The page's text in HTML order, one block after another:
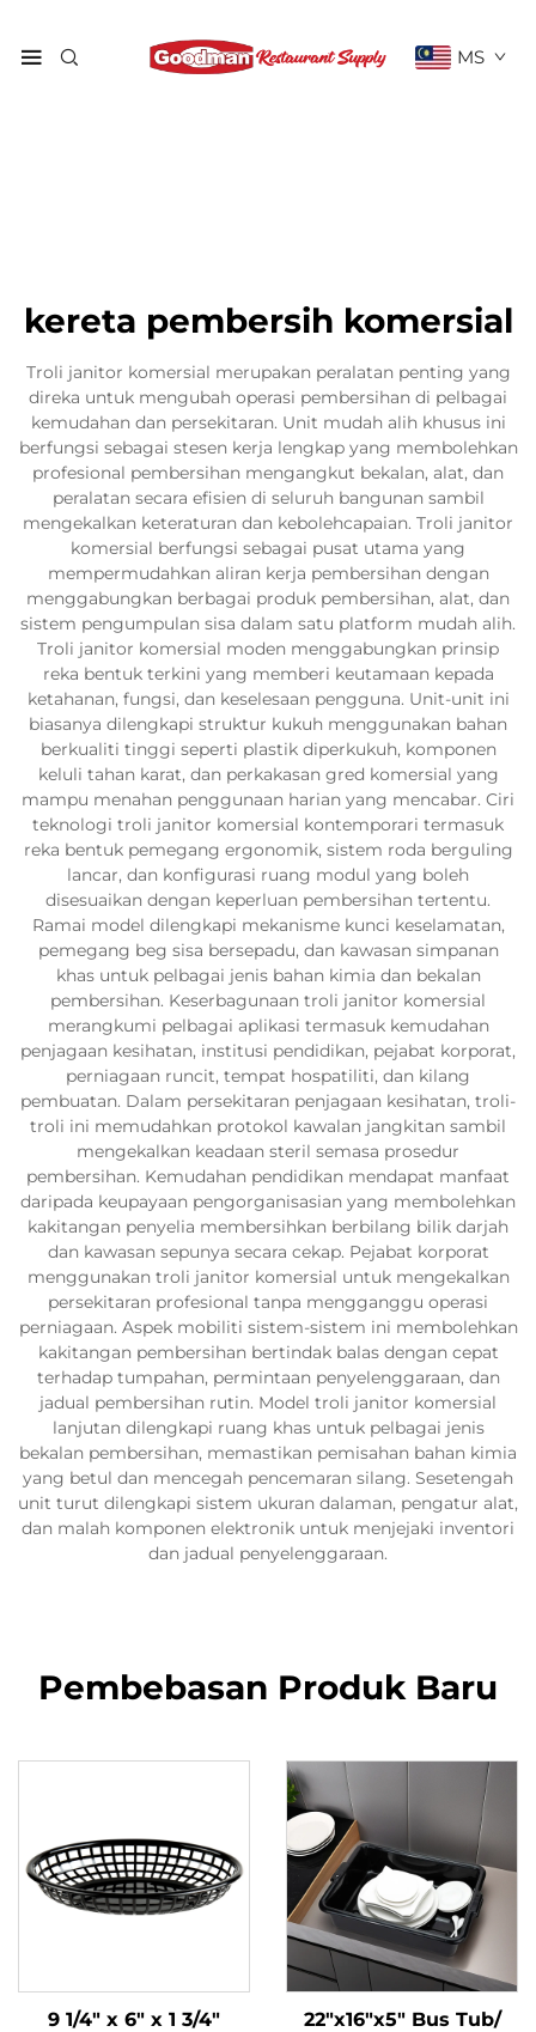
MS
kereta pembersih komersial
Troli janitor komersial merupakan peralatan penting yang
direka untuk mengubah operasi pembersihan di pelbagai
kemudahan dan persekitaran. Unit mudah alih khusus ini
berfungsi sebagai stesen kerja lengkap yang membolehkan
profesional pembersihan mengangkut bekalan, alat, dan
peralatan secara efisien di seluruh bangunan sambil
mengekalkan keteraturan dan kebolehcapaian. Troli janitor
komersial berfungsi sebagai pusat utama yang
mempermudahkan aliran kerja pembersihan dengan
menggabungkan berbagai produk pembersihan, alat, dan
sistem pengumpulan sisa dalam satu platform mudah alih.
Troli janitor komersial moden menggabungkan prinsip
reka bentuk terkini yang memberi keutamaan kepada
ketahanan, fungsi, dan keselesaan pengguna. Unit-unit ini
biasanya dilengkapi struktur kukuh menggunakan bahan
berkualiti tinggi seperti plastik diperkukuh, komponen
keluli tahan karat, dan perkakasan gred komersial yang
mampu menahan penggunaan harian yang mencabar. Ciri
teknologi troli janitor komersial kontemporari termasuk
reka bentuk pemegang ergonomik, sistem roda berguling
lancar, dan konfigurasi ruang modul yang boleh
disesuaikan dengan keperluan pembersihan tertentu.
Ramai model dilengkapi mekanisme kunci keselamatan,
pemegang beg sisa bersepadu, dan kawasan simpanan
khas untuk pelbagai jenis bahan kimia dan bekalan
pembersihan. Keserbagunaan troli janitor komersial
merangkumi pelbagai aplikasi termasuk kemudahan
penjagaan kesihatan, institusi pendidikan, pejabat korporat,
perniagaan runcit, tempat hospatiliti, dan kilang
pembuatan. Dalam persekitaran penjagaan kesihatan, troli-
troli ini memudahkan protokol kawalan jangkitan sambil
mengekalkan keadaan steril semasa prosedur
pembersihan. Kemudahan pendidikan mendapat manfaat
daripada keupayaan pengorganisasian yang membolehkan
kakitangan penyelia membersihkan berbilang bilik darjah
dan kawasan sepunya secara cekap. Pejabat korporat
menggunakan troli janitor komersial untuk mengekalkan
persekitaran profesional tanpa mengganggu operasi
perniagaan. Aspek mobiliti sistem-sistem ini membolehkan
kakitangan pembersihan bertindak balas dengan cepat
terhadap tumpahan, permintaan penyelenggaraan, dan
jadual pembersihan rutin. Model troli janitor komersial
lanjutan dilengkapi ruang khas untuk pelbagai jenis
bekalan pembersihan, memastikan pemisahan bahan kimia
yang betul dan mencegah pencemaran silang. Sesetengah
unit turut dilengkapi sistem ukuran dalaman, pengatur alat,
dan malah komponen elektronik untuk menjejaki inventori
dan jadual penyelenggaraan.
Pembebasan Produk Baru
9 1/4" x 6" x 1 3/4"
22"x16"x5" Bus Tub/